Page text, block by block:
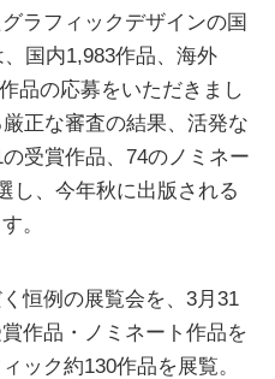
ラフィックデザインの国
国内1,983作品、海外
品の応募をいただきまし
正な審査の結果、活発な
受賞作品、74のノミネー
し、今年秋に出版される
。
恒例の展覧会を、3月31
作品・ノミネート作品を
ック約130作品を展覧。